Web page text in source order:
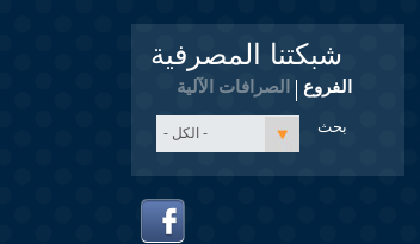
شبكتنا المصرفية
الفروع الصرافات الآلية
- الكل -